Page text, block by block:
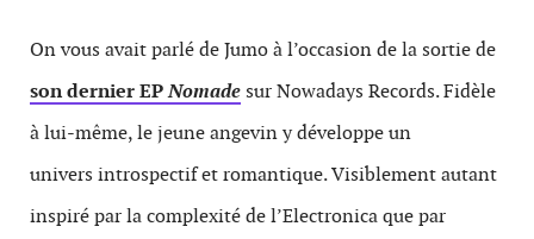
On vous avait parlé de Jumo à l’occasion de la sortie de
son dernier EPNomade sur Nowadays Records. Fidèle
à lui-même, le jeune angevin y développe un
univers introspectif et romantique. Visiblement autant
inspiré parla complexité de l’Electronica que par